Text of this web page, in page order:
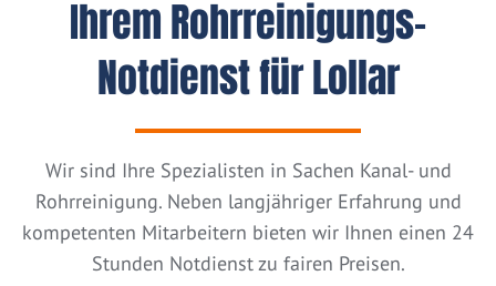
Ihrem Rohrreinigungs-
Notdienst für Lollar
Wir sind Ihre Spezialisten in Sachen Kanal- und
Rohrreinigung. Neben langjähriger Erfahrung und
kompetenten Mitarbeitern bieten wir Ihnen einen 24
Stunden Notdienst zu fairen Preisen.